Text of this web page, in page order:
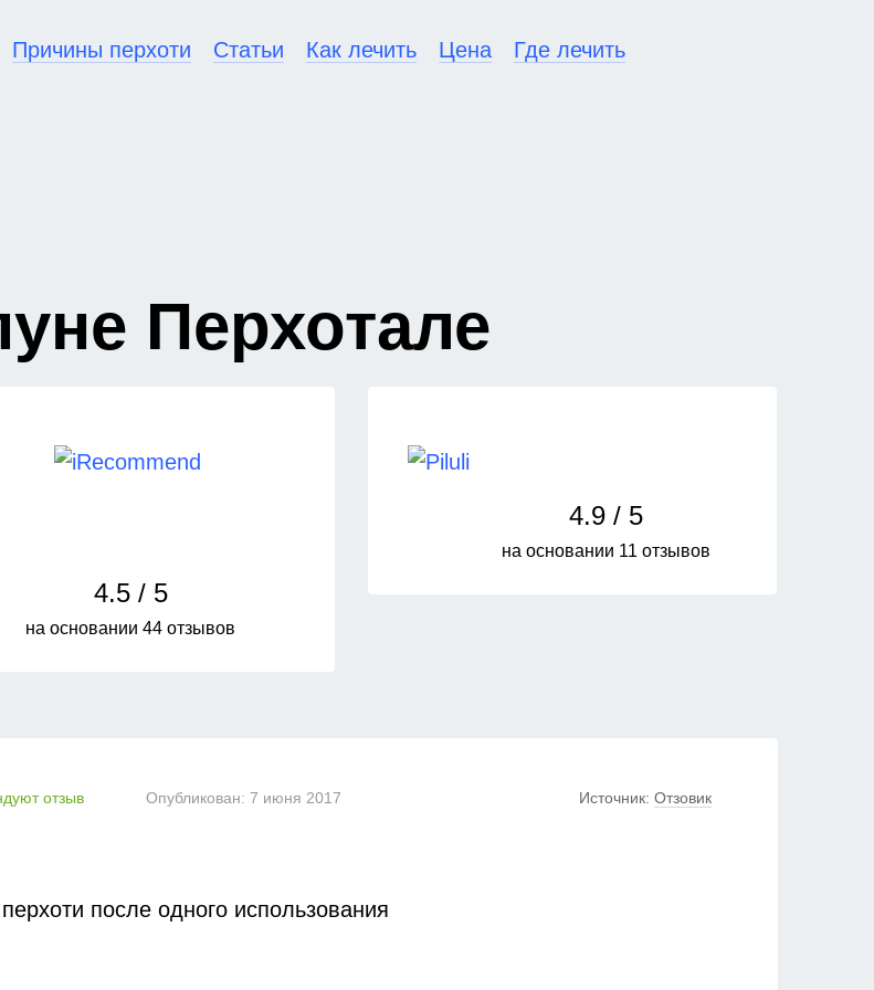
Причины перхоти Статьи Как лечить Цена Где лечить
Перхотале
4.5 / 5
на основании 44 отзывов
4.9 / 5
на основании 11 отзывов
отзыв Опубликован: 7 июня 2017 Источник: Отзовик
после одного использования